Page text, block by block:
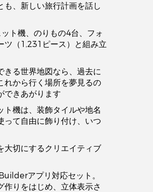
も、新しい旅行計画を話し
ト機、のりもの4台、フォ
ツ（1,231ピース）と組み立
きる世界地図なら、過去に
れから行く場所を夢見るの
できあがります
ト機は、装飾タイルや地名
って自由に飾り付け、いつ
大切にするクリエイティブ
アプリ対応セット。
作りをはじめ、立体表示さ